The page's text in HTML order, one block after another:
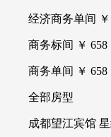
经济商务单间 ￥
商务标间 ￥ 658
商务单间 ￥ 658
全部房型
成都望江宾馆